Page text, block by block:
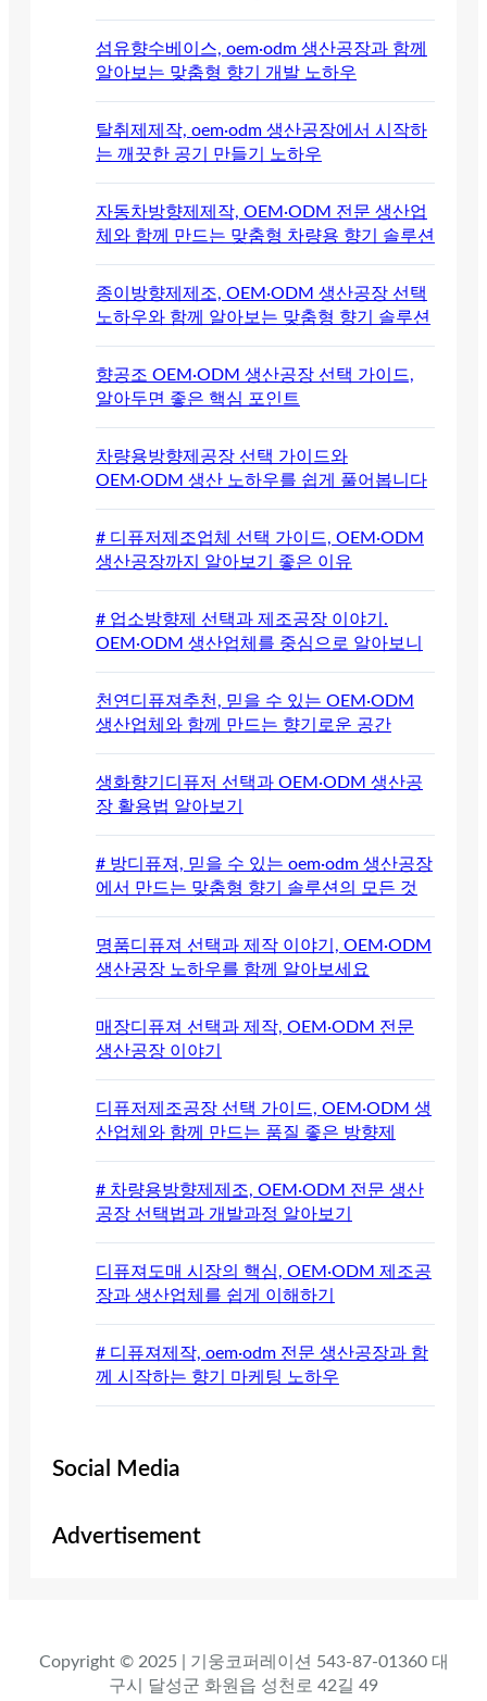
섬유향수베이스, oem·odm 생산공장과 함께
알아보는 맞춤형 향기 개발 노하우
탈취제제작, oem·odm 생산공장에서 시작하
는 깨끗한 공기 만들기 노하우
자동차방향제제작, OEM·ODM 전문 생산업
체와 함께 만드는 맞춤형 차량용 향기 솔루션
종이방향제제조, OEM·ODM 생산공장 선택
노하우와 함께 알아보는 맞춤형 향기 솔루션
향공조 OEM·ODM 생산공장 선택 가이드,
알아두면 좋은 핵심 포인트
차량용방향제공장 선택 가이드와
OEM·ODM 생산 노하우를 쉽게 풀어봅니다
# 디퓨저제조업체 선택 가이드, OEM·ODM
생산공장까지 알아보기 좋은 이유
# 업소방향제 선택과 제조공장 이야기.
OEM·ODM 생산업체를 중심으로 알아보니
천연디퓨져추천, 믿을 수 있는 OEM·ODM
생산업체와 함께 만드는 향기로운 공간
생화향기디퓨저 선택과 OEM·ODM 생산공
장 활용법 알아보기
# 방디퓨져, 믿을 수 있는 oem·odm 생산공장
에서 만드는 맞춤형 향기 솔루션의 모든 것
명품디퓨져 선택과 제작 이야기, OEM·ODM
생산공장 노하우를 함께 알아보세요
매장디퓨져 선택과 제작, OEM·ODM 전문
생산공장 이야기
디퓨저제조공장 선택 가이드, OEM·ODM 생
산업체와 함께 만드는 품질 좋은 방향제
# 차량용방향제제조, OEM·ODM 전문 생산
공장 선택법과 개발과정 알아보기
디퓨져도매 시장의 핵심, OEM·ODM 제조공
장과 생산업체를 쉽게 이해하기
# 디퓨져제작, oem·odm 전문 생산공장과 함
께 시작하는 향기 마케팅 노하우
Social Media
Advertisement
Copyright © 2025 | 기웅코퍼레이션 543-87-01360 대
구시 달성군 화원읍 성천로 42길 49